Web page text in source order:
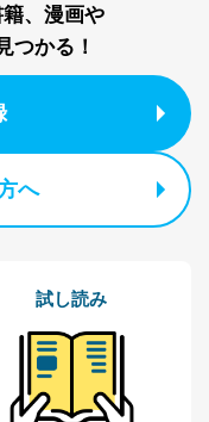
ー教育など応対品
るカスタマーQ＆A
る商品、サービ
ン等の広告に関す
絡のため
の雇用管理等のた
ため
客様がご購入され
企業からのｅメー
、
、漫画や
つかる！
へ
試し読み